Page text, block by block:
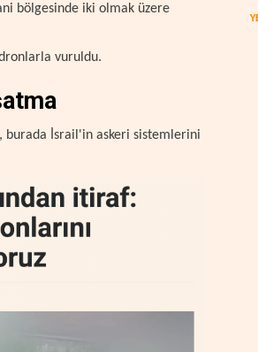
bölgesinde iki olmak üzere
vuruldu.
burada İsrail'in askeri sistemlerini